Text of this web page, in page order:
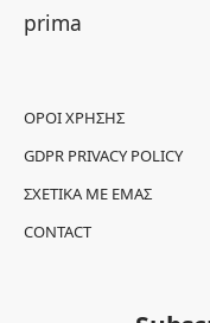
prima
ΌΡΟΙ ΧΡΉΣΗΣ
GDPR PRIVACY POLICY
ΣΧΕΤΙΚΆ ΜΕ ΕΜΆΣ
CONTACT